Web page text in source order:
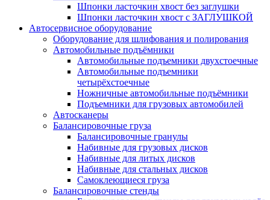
Шпонки ласточкин хвост без заглушки
Шпонки ласточкин хвост с ЗАГЛУШКОЙ
Автосервисное оборудование
Оборудование для шлифования и полирования
Автомобильные подъёмники
Автомобильные подъемники двухстоечные
Автомобильные подъемники
четырёхстоечные
Ножничные автомобильные подъёмники
Подъемники для грузовых автомобилей
Автосканеры
Балансировочные груза
Балансировочные гранулы
Набивные для грузовых дисков
Набивные для литых дисков
Набивные для стальных дисков
Самоклеющиеся груза
Балансировочные стенды